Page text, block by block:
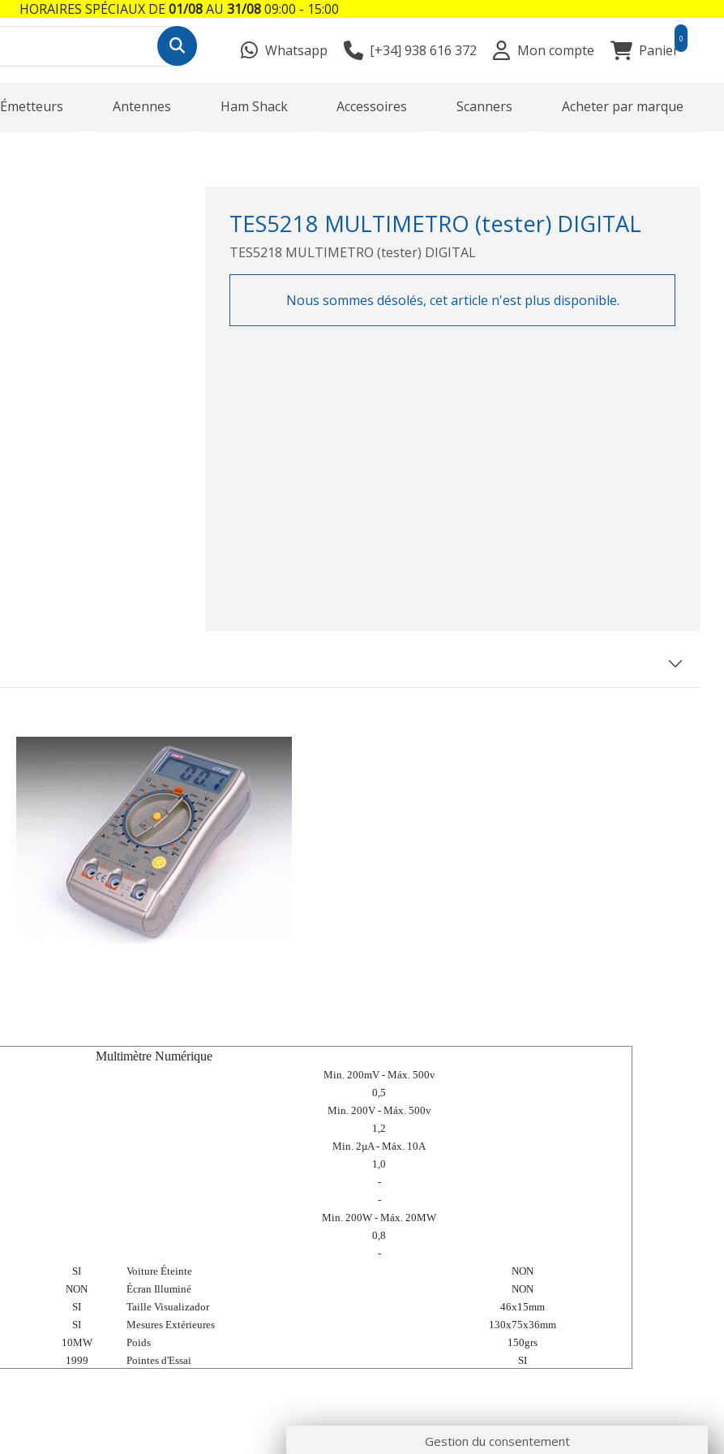
Whatsapp [+34] 938 616 372 Mon compte Panier
0
Émetteurs Antennes Ham Shack Accessoires Scanners Acheter par marque
TES5218 MULTIMETRO (tester) DIGITAL
TES5218 MULTIMETRO (tester) DIGITAL
Nous sommes désolés, cet article n'est plus disponible.
Multimètre Numérique
Min. 200mV - Máx. 500v
0,5
Min. 200V - Máx. 500v
1,2
Min. 2µA - Máx. 10A
1,0
-
-
Min. 200W - Máx. 20MW
0,8
-
SI Voiture Éteinte
NON
NON Écran Illuminé
NON
SI Taille Visualizador
46x15mm
SI Mesures Extérieures
130x75x36mm
10MW Poids
150grs
1999 Pointes d'Essai SI
Gestion du consentement
HORAIRES SPÉCIAUX DE01/08AU 31/0809:00 - 15:00